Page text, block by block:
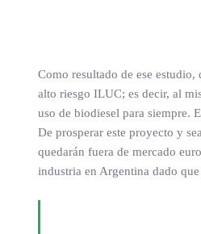
Como resultado de ese
alto riesgo ILUC; es decir, al
uso de biodiesel para siempre.
De prosperar este proyecto y
quedarán fuera de mercado
industria en Argentina dado